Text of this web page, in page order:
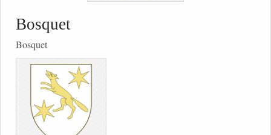
Bosquet
Bosquet